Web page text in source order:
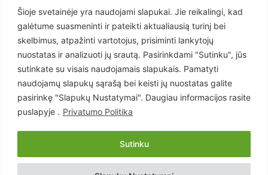
Šioje svetainėje yra naudojami slapukai. Jie reikalingi, kad
galėtume suasmeninti ir pateikti aktualiausią turinį bei
skelbimus, atpažinti vartotojus, prisiminti lankytojų
nuostatas ir analizuoti jų srautą. Pasirinkdami "Sutinku", jūs
sutinkate su visais naudojamais slapukais. Pamatyti
naudojamų slapukų sąrašą bei keisti jų nuostatas galite
pasirinkę "Slapukų Nustatymai". Daugiau informacijos rasite
puslapyje . Privatumo Politika
Sutinku
Teisėsauga
1497
Aktualu
Lietuva
619
Pasaulis
Статьи на русском
Articles in english
Copyright © 2026 UAB „Goruva“. Visos teisės saugomos.